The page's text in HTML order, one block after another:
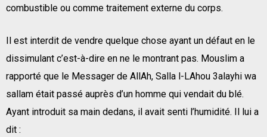
combustible ou comme traitement externe du corps.
Il est interdit de vendre quelque chose ayant un défaut en le
dissimulant c’est-à-dire en ne le montrant pas. Mouslim a
rapporté que le Messager de AllAh, Salla l-LAhou 3alayhi wa
sallam était passé auprès d’un homme qui vendait du blé.
Ayant introduit sa main dedans, il avait senti l’humidité. Il lui a
dit :